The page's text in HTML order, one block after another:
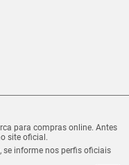
para compras online. Antes
site oficial.
se informe nos perfis oficiais